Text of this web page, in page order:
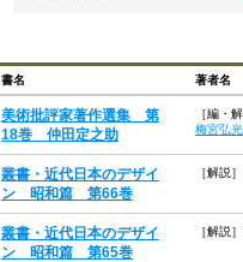
書名 著者名
美術批評家著作選集 第
18巻 仲田定之助
［編・
梅宮弘光
叢書・近代日本のデザイ
ン 昭和篇 第66巻
［解説］
叢書・近代日本のデザイ
ン 昭和篇 第65巻
［解説］